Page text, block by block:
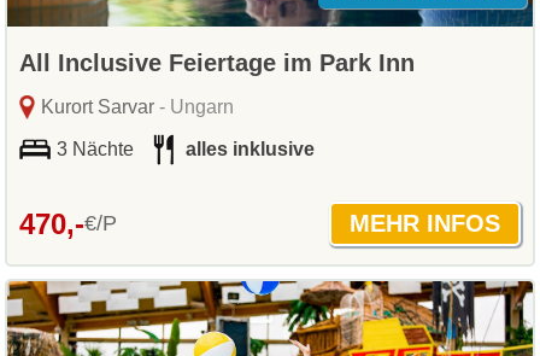
All Inclusive Feiertage im Park Inn
Kurort Sarvar- Ungarn
3 Nächte alles inklusive
470,-€/P